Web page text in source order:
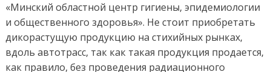
«Минский областной центр гигиены, эпидемиологии
и общественного здоровья». Не стоит приобретать
дикорастущую продукцию на стихийных рынках,
вдоль автотрасс, так как такая продукция продается,
как правило, без проведения радиационного